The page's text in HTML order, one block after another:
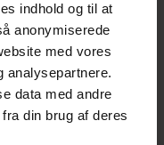
indhold og til at
anonymiserede
med vores
analysepartnere.
data med andre
din brug af deres